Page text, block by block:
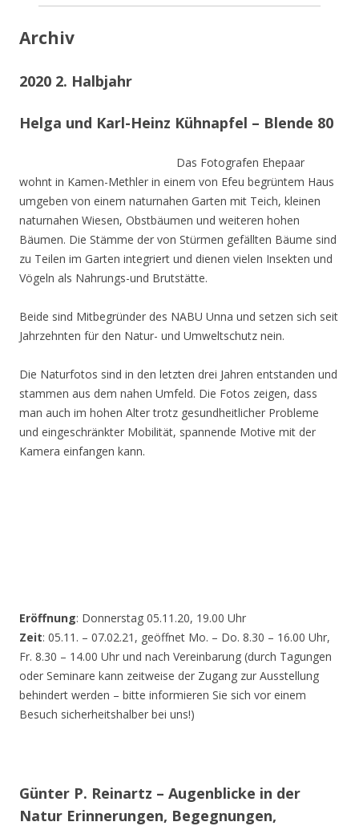
Archiv
2020 2. Halbjahr
Helga und Karl-Heinz Kühnapfel – Blende 80
Das Fotografen Ehepaar
wohnt in Kamen-Methler in einem von Efeu begrüntem Haus
umgeben von einem naturnahen Garten mit Teich, kleinen
naturnahen Wiesen, Obstbäumen und weiteren hohen
Bäumen. Die Stämme der von Stürmen gefällten Bäume sind
zu Teilen im Garten integriert und dienen vielen Insekten und
Vögeln als Nahrungs-und Brutstätte.
Beide sind Mitbegründer des NABU Unna und setzen sich seit
Jahrzehnten für den Natur- und Umweltschutz nein.
Die Naturfotos sind in den letzten drei Jahren entstanden und
stammen aus dem nahen Umfeld. Die Fotos zeigen, dass
man auch im hohen Alter trotz gesundheitlicher Probleme
und eingeschränkter Mobilität, spannende Motive mit der
Kamera einfangen kann.
Eröffnung: Donnerstag 05.11.20, 19.00 Uhr
Zeit: 05.11. – 07.02.21, geöffnet Mo. – Do. 8.30 – 16.00 Uhr,
Fr. 8.30 – 14.00 Uhr und nach Vereinbarung (durch Tagungen
oder Seminare kann zeitweise der Zugang zur Ausstellung
behindert werden – bitte informieren Sie sich vor einem
Besuch sicherheitshalber bei uns!)
Günter P. Reinartz – Augenblicke in der
Natur Erinnerungen, Begegnungen,